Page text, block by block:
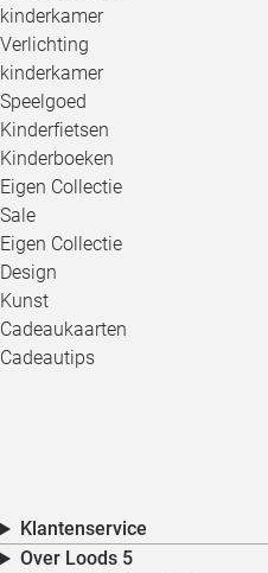
kinderkamer
Verlichting
kinderkamer
Speelgoed
Kinderfietsen
Kinderboeken
Eigen Collectie
Sale
Eigen Collectie
Design
Kunst
Cadeaukaarten
Cadeautips
Klantenservice
Over Loods 5